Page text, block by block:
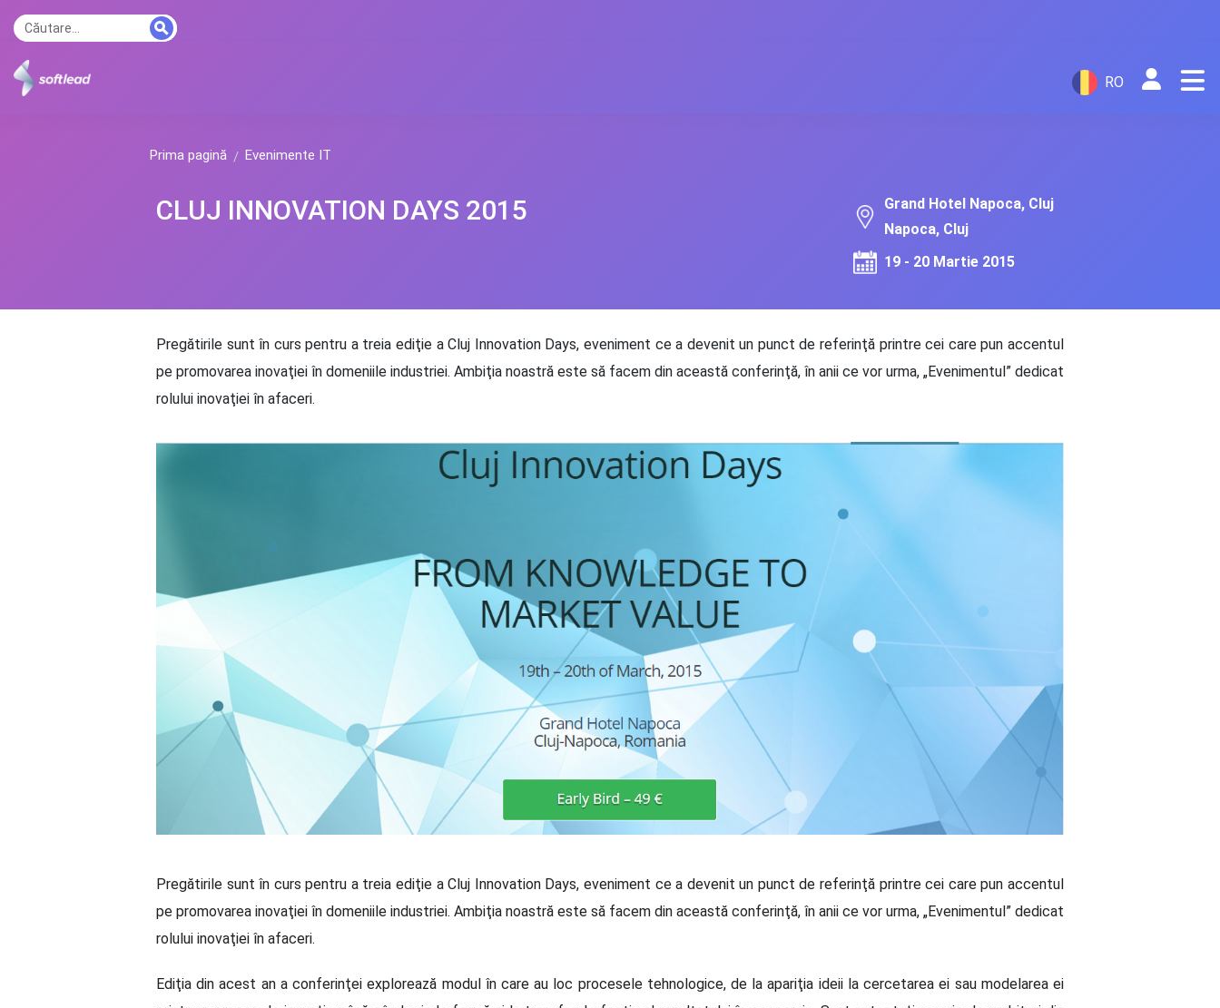
RO
Prima pagină Evenimente IT
CLUJ INNOVATION DAYS 2015
Grand Hotel Napoca, Cluj
Napoca, Cluj
19 - 20 Martie 2015
Pregătirile sunt în curs pentru a treia ediţie a Cluj Innovation Days, eveniment ce a devenit un punct de referinţă printre cei care pun accentul
pe promovarea inovaţiei în domeniile industriei. Ambiţia noastră este să facem din această conferinţă, în anii ce vor urma, „Evenimentul” dedicat
rolului inovaţiei în afaceri.
Pregătirile sunt în curs pentru a treia ediţie a Cluj Innovation Days, eveniment ce a devenit un punct de referinţă printre cei care pun accentul
pe promovarea inovaţiei în domeniile industriei. Ambiţia noastră este să facem din această conferinţă, în anii ce vor urma, „Evenimentul” dedicat
rolului inovaţiei în afaceri.
Ediţia din acest an a conferinţei explorează modul în care au loc procesele tehnologice, de la apariţia ideii la cercetarea ei sau modelarea ei